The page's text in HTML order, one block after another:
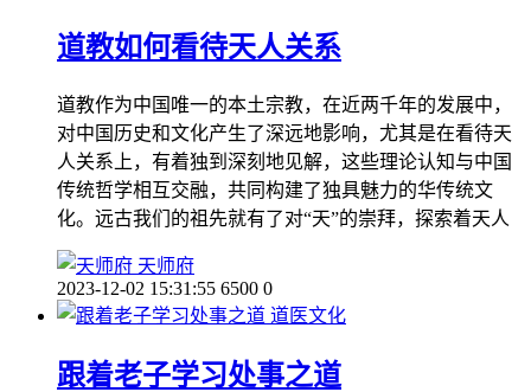
道教如何看待天人关系
道教作为中国唯一的本土宗教，在近两千年的发展中，
对中国历史和文化产生了深远地影响，尤其是在看待天
人关系上，有着独到深刻地见解，这些理论认知与中国
传统哲学相互交融，共同构建了独具魅力的华传统文
化。远古我们的祖先就有了对“天”的崇拜，探索着天人
天师府
2023-12-02 15:31:55 6500 0
道医文化
跟着老子学习处事之道